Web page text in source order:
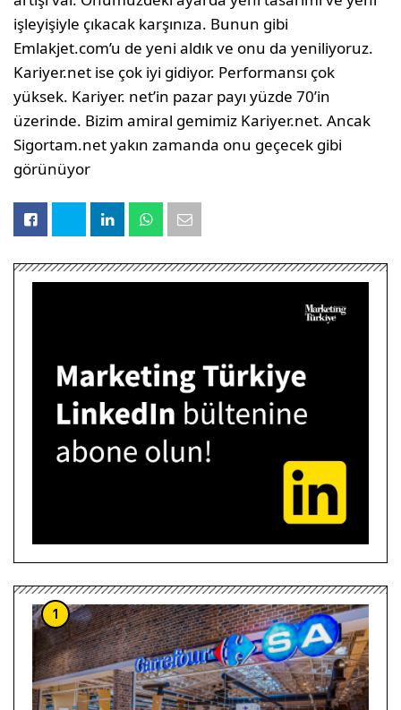
işleyişiyle çıkacak karşını­za. Bunun gibi
Emlakjet.com’u de yeni aldık ve onu da yeniliyoruz.
Kariyer.net ise çok iyi gidiyor. Performansı çok
yüksek. Kariyer. net’in pazar payı yüzde 70’in
üzerinde. Bi­zim amiral gemimiz Kariyer.net. Ancak
Si­gortam.net yakın zamanda onu geçecek gibi
görünüyor
1